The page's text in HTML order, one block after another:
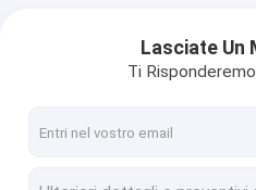
Cavo svuotato
Cavo della saldatura ad
Lasciate Un
Ti